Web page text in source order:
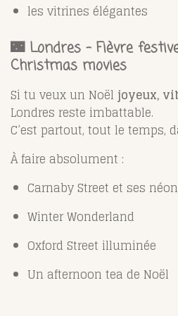
les vitrines élégantes
🌃 Londres – Fièvre
Christmas movies
Si tu veux un Noël joyeux,
Londres reste imbattable.
C’est partout, tout le temps,
À faire absolument :
Carnaby Street et ses
Winter Wonderland
Oxford Street illuminée
Un afternoon tea de Noël